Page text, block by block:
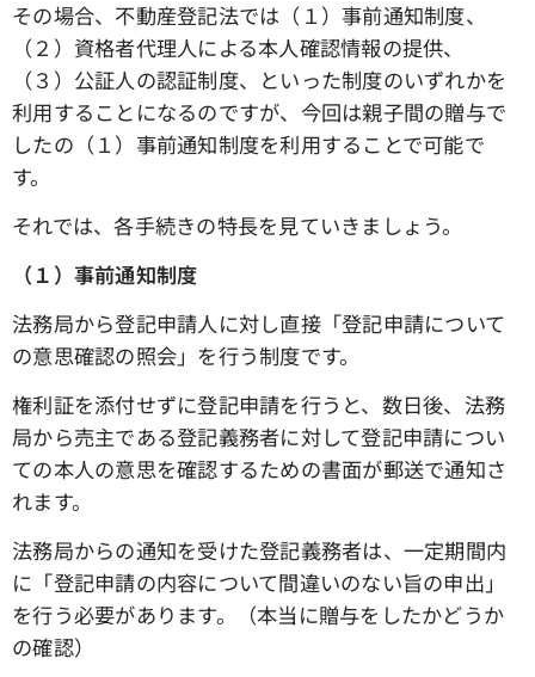
その場合、不動産登記法では（１）事前通知制度、
（２）資格者代理人による本人確認情報の提供、
（３）公証人の認証制度、といった制度のいずれかを
利用することになるのですが、今回は親子間の贈与で
したの（１）事前通知制度を利用することで可能で
す。
それでは、各手続きの特長を見ていきましょう。
（１）事前通知制度
法務局から登記申請人に対し直接「登記申請について
の意思確認の照会」を行う制度です。
権利証を添付せずに登記申請を行うと、数日後、法務
局から売主である登記義務者に対して登記申請につい
ての本人の意思を確認するための書面が郵送で通知さ
れます。
法務局からの通知を受けた登記義務者は、一定期間内
に「登記申請の内容について間違いのない旨の申出」
を行う必要があります。（本当に贈与をしたかどうか
の確認）